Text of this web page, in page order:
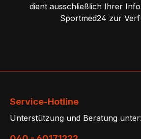
dient ausschließlich Ihrer
Sportmed24 zur
Service-Hotline
Unterstützung und Beratung unter: